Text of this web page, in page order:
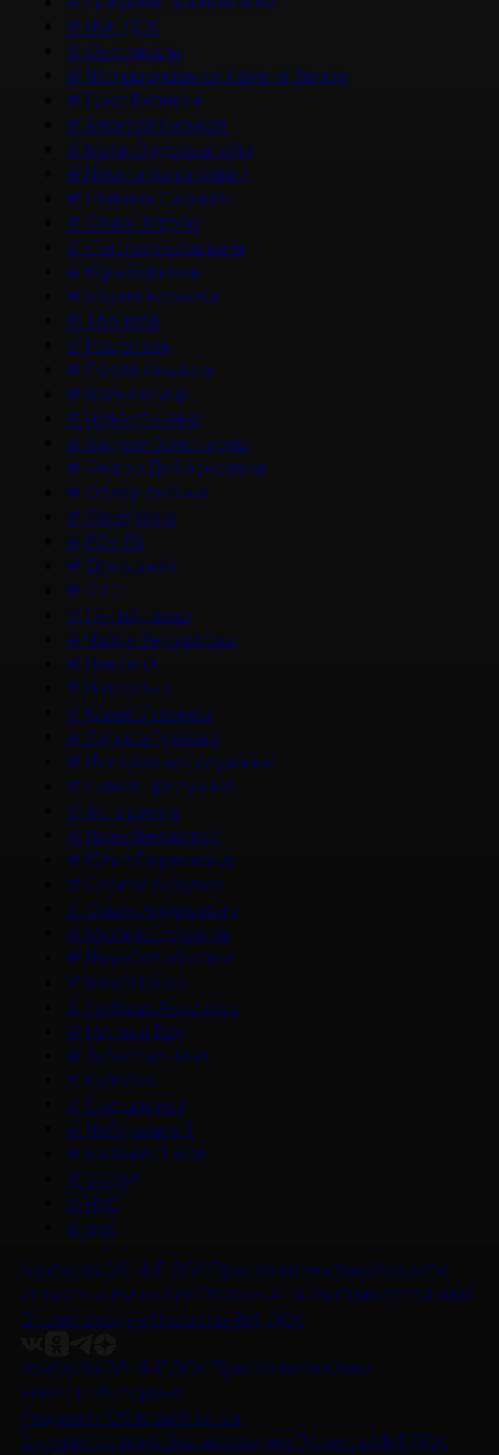
# НМГ ДОК
# Фестивали
# Что мы знаем о планете Земля
# Цикл Великие
#Алексей Гуськов
# Марк Эйдельштейн
# Никита Кологривый
# Главные Сериалы
# Саша Петров
# Смотреть фильмы
# Юра Борисов
# Мария Аронова
# Трейлер
# Рецензия
# После Фишера
# Война и Мир
# Новости кино
#Андрей Золотарев
# Федор Добронравов
# Обзор фильма
# Фонд Кино
# РЕН ТВ
# Домашний
# СТС
# Пятый канал
# Чайка Терешкова
# Невский
# Интервью
# Юрий Стоянов
#Лариса Гузеева
# История его служанки
# Павел Прилучный
#Актер кино
# Иван Янковский
# Юлия Пересильд
# Сергей Бурунов
# Сарик Андреасян
# Михаил Ефремов
# Иван Охлобыстин
# Влад Ценев
#Любовь Аксенова
# Милана Бру
#Зубастая няня
# Колобок
# Смешарики
# Чебурашка 3
# Матвей Лыков
#Холод
# НМГ
# док
Контакты Об НМГ ДОКПредложите идею Новости
Интервью Рецензии ОбзорыАнонсы Снимается кино
Энциклопедия Проекты НМГ ДОК
Контакты Об НМГ ДОКПредложите идею
Новости Интервью
Рецензии ОбзорыАнонсы
Снимается кино Энциклопедия Проекты НМГ ДОК